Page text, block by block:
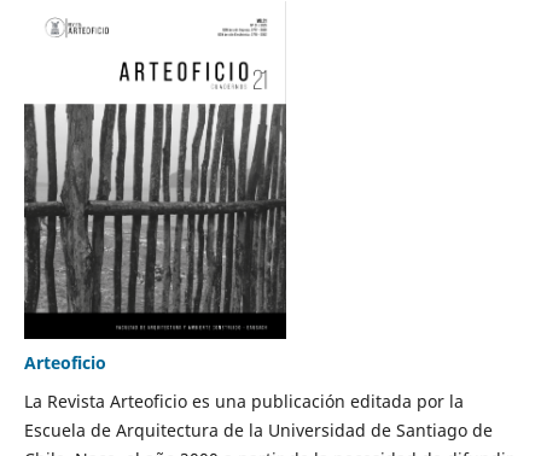
Arteoficio
La Revista Arteoficio es una publicación editada por la
Escuela de Arquitectura de la Universidad de Santiago de